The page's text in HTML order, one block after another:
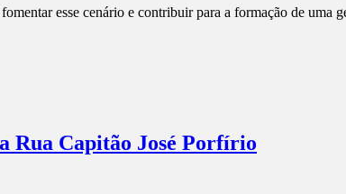
esse cenário e contribuir para a formação de uma
Rua Capitão José Porfírio